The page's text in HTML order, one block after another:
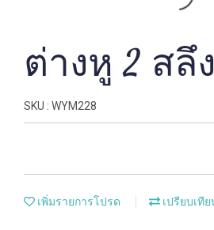
ต่างหู 2 สลึง
SKU : WYM228
เพิ่มรายการโปรด เปรียบเทีย